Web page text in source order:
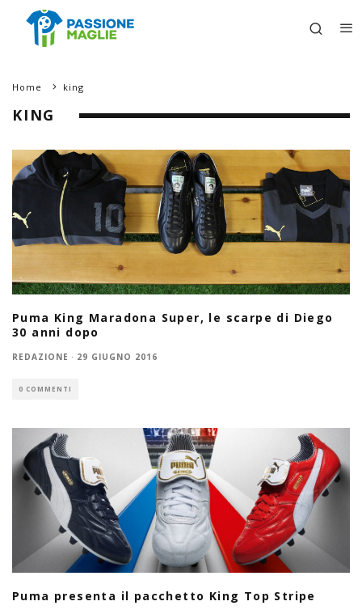
Home king
KING
Puma King Maradona Super, le scarpe di Diego
30 anni dopo
REDAZIONE · 29 GIUGNO 2016
0 COMMENTI
Puma presenta il pacchetto King Top Stripe